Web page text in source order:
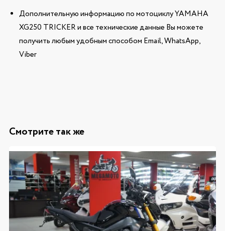
Дополнительную информацию по мотоциклу YAMAHA
XG250 TRICKER и все технические данные Вы можете
получить любым удобным способом Email, WhatsApp,
Viber
Смотрите так же